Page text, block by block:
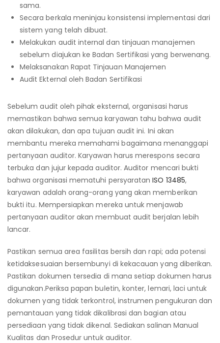
sama.
Secara berkala meninjau konsistensi implementasi dari
sistem yang telah dibuat.
Melakukan audit internal dan tinjauan manajemen
sebelum diajukan ke Badan Sertifikasi yang berwenang.
Melaksanakan Rapat Tinjauan Manajemen
Audit Ekternal oleh Badan Sertifikasi
Sebelum audit oleh pihak eksternal, organisasi harus
memastikan bahwa semua karyawan tahu bahwa audit
akan dilakukan, dan apa tujuan audit ini. Ini akan
membantu mereka memahami bagaimana menanggapi
pertanyaan auditor. Karyawan harus merespons secara
terbuka dan jujur kepada auditor. Auditor mencari bukti
bahwa organisasi mematuhi persyaratanISO 13485,
karyawan adalah orang-orang yang akan memberikan
bukti itu. Mempersiapkan mereka untuk menjawab
pertanyaan auditor akan membuat audit berjalan lebih
lancar.
Pastikan semua area fasilitas bersih dan rapi; ada potensi
ketidaksesuaian bersembunyi di kekacauan yang diberikan.
Pastikan dokumen tersedia di mana setiap dokumen harus
digunakan.Periksa papan buletin, konter, lemari, laci untuk
dokumen yang tidak terkontrol, instrumen pengukuran dan
pemantauan yang tidak dikalibrasi dan bagian atau
persediaan yang tidak dikenal. Sediakan salinan Manual
Kualitas dan Prosedur untuk auditor.